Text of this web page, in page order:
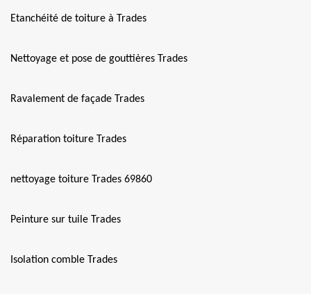
Etanchéité de toiture à Trades
Nettoyage et pose de gouttières Trades
Ravalement de façade Trades
Réparation toiture Trades
nettoyage toiture Trades 69860
Peinture sur tuile Trades
Isolation comble Trades